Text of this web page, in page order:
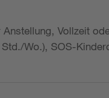
Vollzeit
Wo.), SOS-